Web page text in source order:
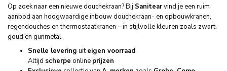
Op zoek naar een nieuwe douchekraan? Bij Sanitearvind je een ruim
aanbod aan hoogwaardige inbouw douchekraan- en opbouwkranen,
regendouches en thermostaatkranen – in stijlvolle kleuren zoals zwart,
goud en gunmetal.
Snelle levering uiteigen voorraad
Altijd scherpe online prijzen